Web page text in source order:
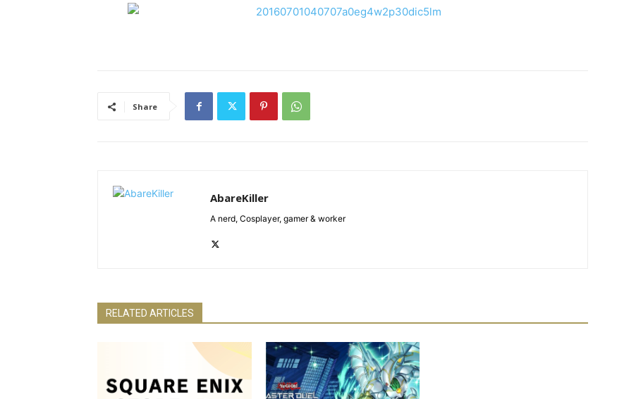
Share
AbareKiller
A nerd, Cosplayer, gamer & worker
RELATED ARTICLES